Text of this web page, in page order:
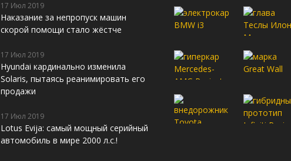
17 Июл 2019
Наказание за непропуск машин
скорой помощи стало жёстче
17 Июл 2019
Hyundai кардинально изменила
Solaris, пытаясь реанимировать его
продажи
17 Июл 2019
Lotus Evija: самый мощный серийный
автомобиль в мире 2000 л.с.!